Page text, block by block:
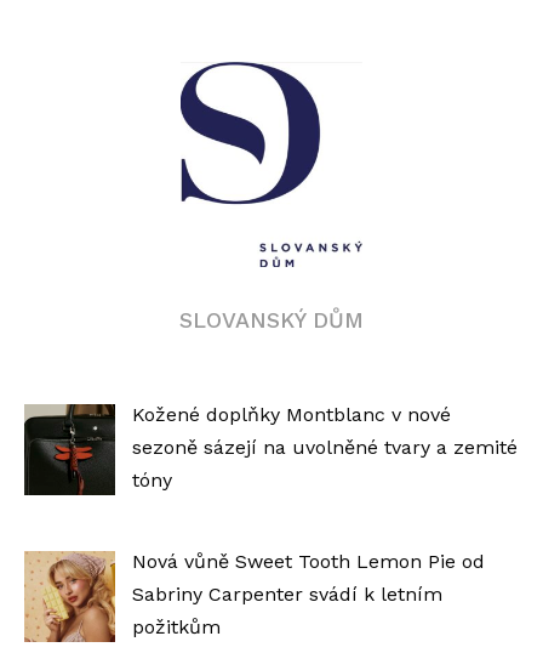
SLOVANSKÝ DŮM
Kožené doplňky Montblanc v nové
sezoně sázejí na uvolněné tvary a zemité
tóny
Nová vůně Sweet Tooth Lemon Pie od
Sabriny Carpenter svádí k letním
požitkům